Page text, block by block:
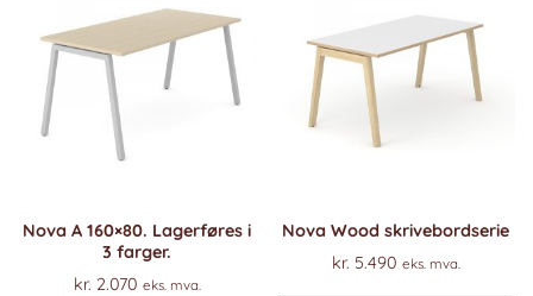
Nova A 160×80. Lagerføres i
3 farger.
kr. 2.070 eks. mva.
Nova Wood skrivebordserie
kr. 5.490 eks. mva.